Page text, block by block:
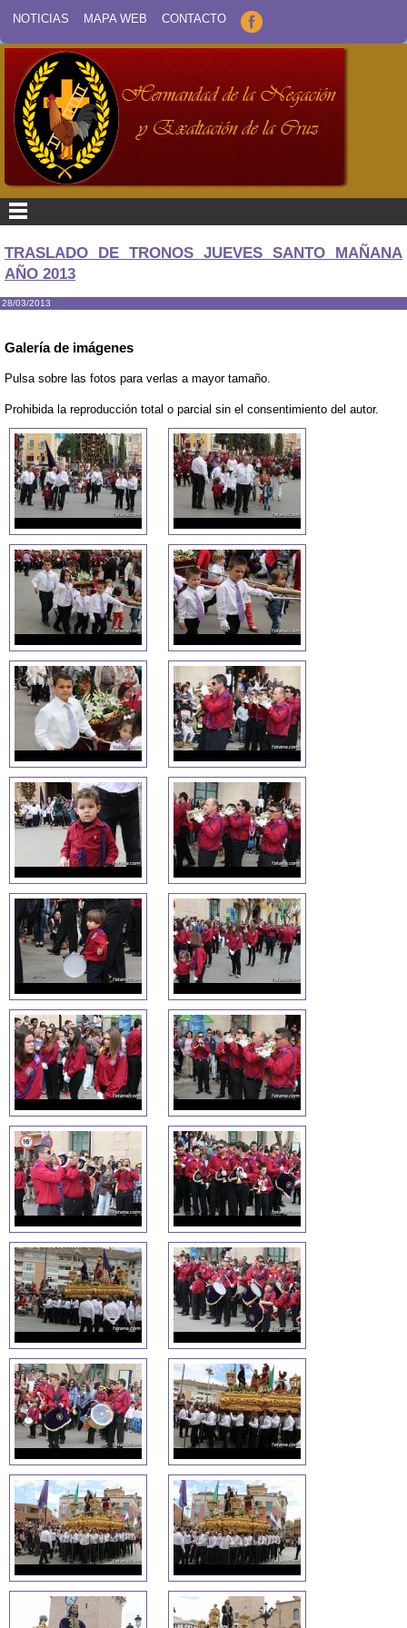
NOTICIAS MAPA WEB CONTACTO
TRASLADO DE TRONOS JUEVES SANTO MAÑANA
AÑO 2013
28/03/2013
Galería de imágenes
Pulsa sobre las fotos para verlas a mayor tamaño.
Prohibida la reproducción total o parcial sin el consentimiento del autor.